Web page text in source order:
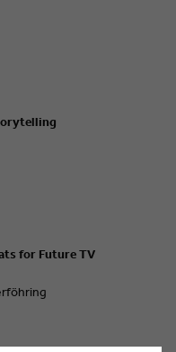
for Future TV